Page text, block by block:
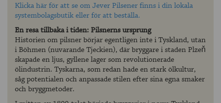
Klicka här för att se om Jever Pilsener finns i din lokala
systembolagsbutik eller för att beställa.
En resa tillbaka i tiden: Pilsnerns ursprung
Historien om pilsner börjar egentligen inte i Tyskland, utan
i Böhmen (nuvarande Tjeckien), där bryggare i staden Plzeň
skapade en ljus, gyllene lager som revolutionerade
ölindustrin. Tyskarna, som redan hade en stark ölkultur,
såg potentialen och anpassade stilen efter sina egna smaker
och bryggmetoder.